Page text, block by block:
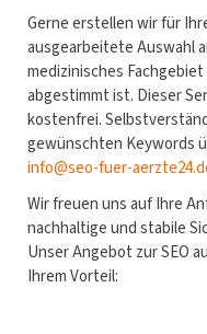
Gerne erstellen wir für
ausgearbeitete Auswahl
medizinisches
abgestimmt ist. Dieser
kostenfrei.
gewünschten Keywords
info@seo-fuer-
Wir freuen uns auf Ihre
nachhaltige und stabile
Unser Angebot zur SEO
Ihrem Vorteil: